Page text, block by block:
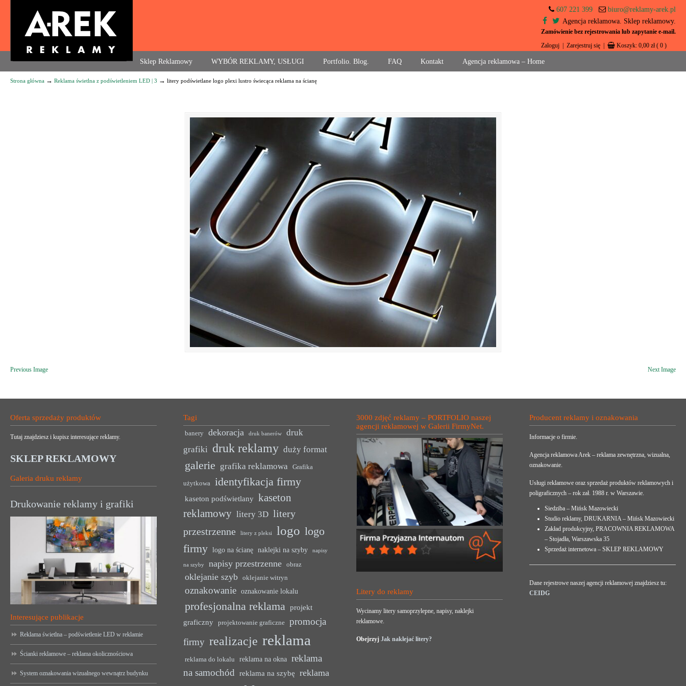
Agencja reklamowa. Reklama – usługi, druk
607 221 399
biuro@reklamy-arek.pl
Agencja reklamowa. Sklep reklamowy.
Zamówienie bez rejestrowania lub zapytanie e-mail.
Zaloguj Zarejestruj się Koszyk: 0,00 zł ( 0 )
Sklep Reklamowy WYBÓR REKLAMY, USŁUGI Portfolio. Blog. FAQ Kontakt Agencja reklamowa – Home
Navigation
Strona główna → Reklama świetlna z podświetleniem LED | 3 → litery podświetlane logo plexi lustro świecąca reklama na ścianę
Previous Image Next Image
Oferta sprzedaży produktów
Tutaj znajdziesz i kupisz interesujące reklamy.
SKLEP REKLAMOWY
Galeria druku reklamy
Drukowanie reklamy i grafiki
Interesujące publikacje
Reklama świetlna – podświetlenie LED w reklamie
Ścianki reklamowe – reklama okolicznościowa
System oznakowania wizualnego wewnątrz budynku
Tagi
banery dekoracja druk banerów
druk
grafiki druk reklamy duży format
galerie grafika reklamowa Grafika
użytkowa identyfikacja firmy
kaseton podświetlany kaseton
reklamowy litery 3D litery
przestrzenne
litery z pleksi logo logo
firmy
logo na ścianę naklejki na szyby napisy
na szyby napisy przestrzenne obraz
oklejanie szyb oklejanie witryn
oznakowanie oznakowanie lokalu
profesjonalna reklama projekt
graficzny
projektowanie graficzne
promocja
firmy realizacje reklama
reklama do lokalu reklama na okna
reklama
na samochód reklama na szybę reklama
3000 zdjęć reklamy – PORTFOLIO naszej
agencji reklamowej w Galerii FirmyNet.
Litery do reklamy
Wycinamy litery samoprzylepne, napisy, naklejki
reklamowe.
ObejrzyjJak naklejać litery?
Producent reklamy i oznakowania
Informacje o firmie.
Agencja reklamowa Arek – reklama zewnętrzna, wizualna,
oznakowanie.
Usługi reklamowe oraz sprzedaż produktów reklamowych i
poligraficznych – rok zał. 1988 r. w Warszawie.
Siedziba – Mińsk Mazowiecki
Studio reklamy, DRUKARNIA – Mińsk Mazowiecki
Zakład produkcyjny, PRACOWNIA REKLAMOWA
– Stojadła, Warszawska 35
Sprzedaż internetowa – SKLEP REKLAMOWY
Dane rejestrowe naszej agencji reklamowej znajdziesz tu:
CEIDG